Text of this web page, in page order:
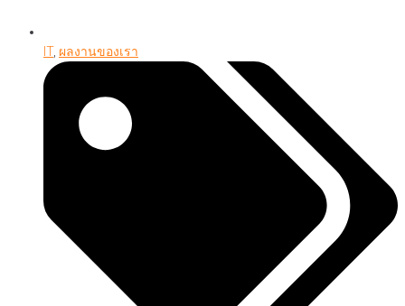
IT, ผลงานของเรา